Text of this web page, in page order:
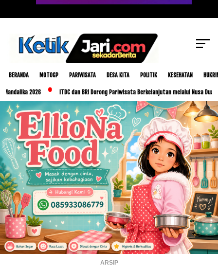
BERANDA MOTOGP PARIWISATA DESA KITA POLITIK KESEHATAN
2026 ITDC dan BRI Dorong Pariwisata Berkelanjutan melalui Nusa Dua Eco
ARSIP